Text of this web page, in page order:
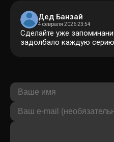
Дед Банзай
4 февраля 2026 23:54
Сделайте уже
задолбало каждую серию